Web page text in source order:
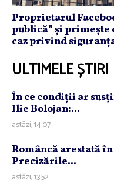
Proprietarul
publică” și
caz privind
ULTIMELE ȘTIRI
În ce condiţii ar
Ilie Bolojan:...
astăzi, 14:07
Româncă arestată
Precizările...